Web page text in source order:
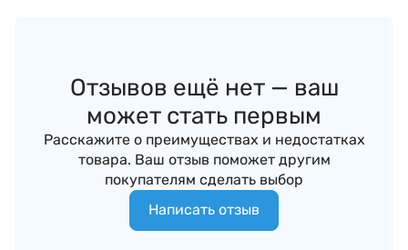
Отзывов ещё нет — ваш
может стать первым
Расскажите о преимуществах и недостатках
товара. Ваш отзыв поможет другим
покупателям сделать выбор
Написать отзыв